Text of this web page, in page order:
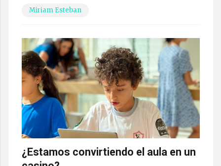
Miriam Esteban
¿Estamos convirtiendo el aula en un